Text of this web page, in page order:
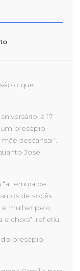
que
a 17
presépio
descansar”.
José
ternura de
de vocês
e mulher pelo
chora”, refletiu.
presépio,